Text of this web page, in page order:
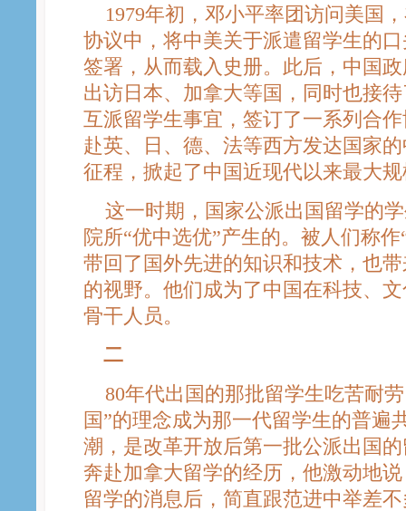
1979年初，邓小平率团访问美国
协议中，将中美关于派遣留学生的
签署，从而载入史册。此后，中国
出访日本、加拿大等国，同时也接
互派留学生事宜，签订了一系列合
赴英、日、德、法等西方发达国家
征程，掀起了中国近现代以来最大
这一时期，国家公派出国留学的
院所“优中选优”产生的。被人们称
带回了国外先进的知识和技术，也
的视野。他们成为了中国在科技、
骨干人员。
二
80年代出国的那批留学生吃苦耐
国”的理念成为那一代留学生的普遍
潮，是改革开放后第一批公派出国
奔赴加拿大留学的经历，他激动地
留学的消息后，简直跟范进中举差